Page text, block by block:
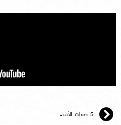
5 صفات الأنبياء